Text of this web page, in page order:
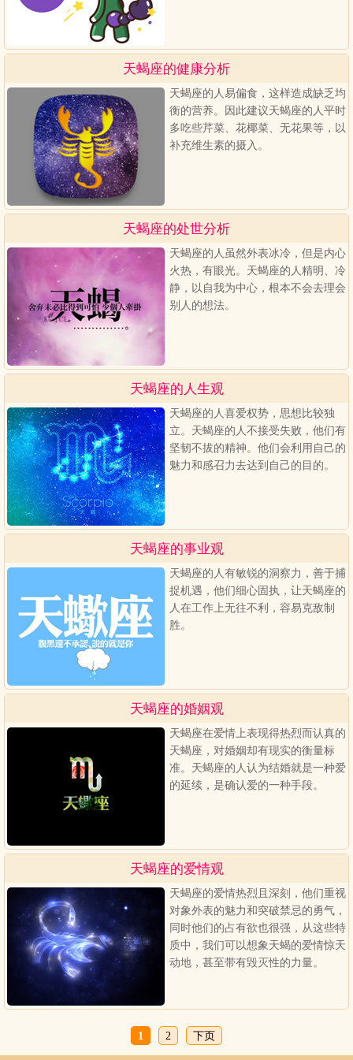
天蝎座的健康分析
天蝎座的人易偏食，这样造成缺乏均
衡的营养。因此建议天蝎座的人平时
多吃些芹菜、花椰菜、无花果等，以
补充维生素的摄入。
天蝎座的处世分析
天蝎座的人虽然外表冰冷，但是内心
火热，有眼光。天蝎座的人精明、冷
静，以自我为中心，根本不会去理会
别人的想法。
天蝎座的人生观
天蝎座的人喜爱权势，思想比较独
立。天蝎座的人不接受失败，他们有
坚韧不拔的精神。他们会利用自己的
魅力和感召力去达到自己的目的。
天蝎座的事业观
天蝎座的人有敏锐的洞察力，善于捕
捉机遇，他们细心固执，让天蝎座的
人在工作上无往不利，容易克敌制
胜。
天蝎座的婚姻观
天蝎座在爱情上表现得热烈而认真的
天蝎座，对婚姻却有现实的衡量标
准。天蝎座的人认为结婚就是一种爱
的延续，是确认爱的一种手段。
天蝎座的爱情观
天蝎座的爱情热烈且深刻，他们重视
对象外表的魅力和突破禁忌的勇气，
同时他们的占有欲也很强，从这些特
质中，我们可以想象天蝎的爱情惊天
动地，甚至带有毁灭性的力量。
1 2 下页